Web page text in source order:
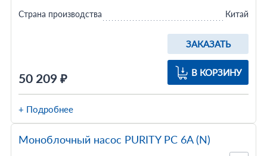
50 209 ₽
ЗАКАЗАТЬ
В КОРЗИНУ
Страна производства Китай
+ Подробнее
Моноблочный насос PURITY PC 6A (N)